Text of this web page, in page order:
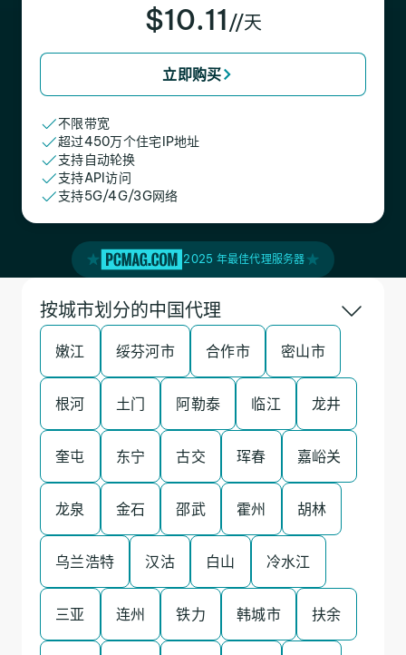
$10.11 //天
立即购买
不限带宽
超过450万个住宅IP地址
支持自动轮换
支持API访问
支持5G/4G/3G网络
2025 年最佳代理服务器
按城市划分的中国代理
嫩江 绥芬河市 合作市 密山市
根河 土门 阿勒泰 临江 龙井
奎屯 东宁 古交 珲春 嘉峪关
龙泉 金石 邵武 霍州 胡林
乌兰浩特 汉沽 白山 冷水江
三亚 连州 铁力 韩城市 扶余